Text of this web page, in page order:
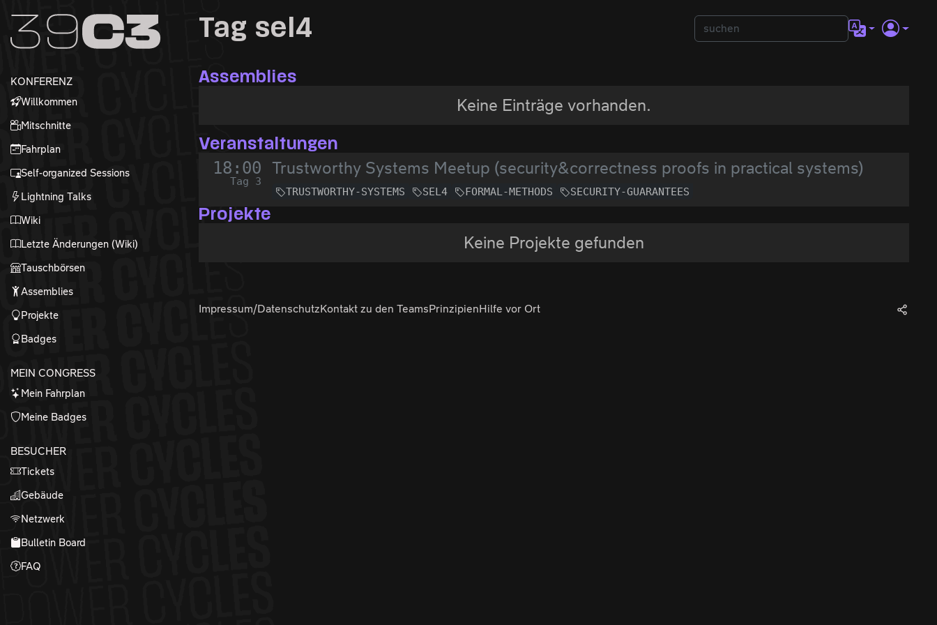
Zum Inhalt
Zum Footer
KONFERENZ
Willkommen
Mitschnitte
Fahrplan
Self-organized Sessions
Lightning Talks
Wiki
Letzte Änderungen (Wiki)
Tauschbörsen
Assemblies
Projekte
Badges
MEIN CONGRESS
Mein Fahrplan
Meine Badges
BESUCHER
Tickets
Gebäude
Netzwerk
Bulletin Board
FAQ
Tag sel4
Assemblies
Keine Einträge vorhanden.
Veranstaltungen
18:00
Tag 3
Trustworthy Systems Meetup (security&correctness proofs in practical systems)
TRUSTWORTHY-SYSTEMS SEL4 FORMAL-METHODS SECURITY-GUARANTEES
Projekte
Keine Projekte gefunden
Impressum/DatenschutzKontakt zu den TeamsPrinzipienHilfe vor Ort